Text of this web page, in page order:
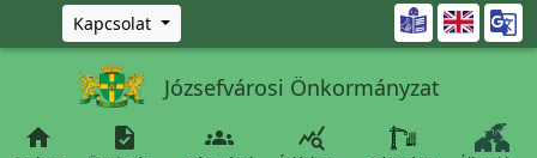
Ugrás a fő tartalomra
Kapcsolat 
Józsefvárosi Önkormányzat

  